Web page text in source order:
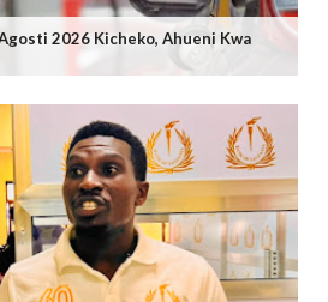
2026 Kicheko, Ahueni Kwa